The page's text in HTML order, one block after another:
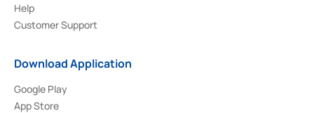
Help
Customer Support
Download Application
Google Play
App Store